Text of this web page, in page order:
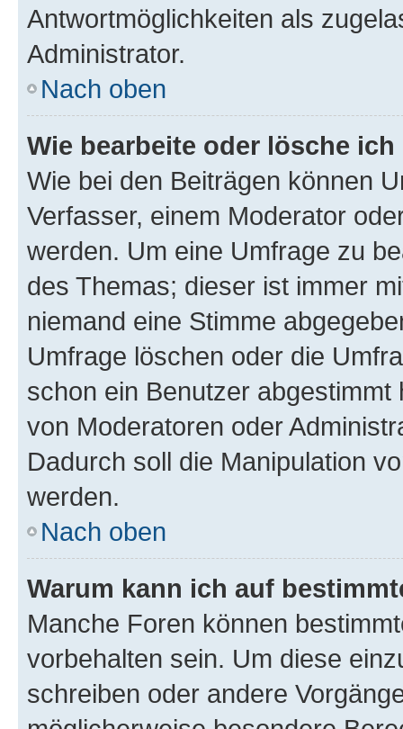
Antwortmöglichkeiten als
Administrator.
Nach oben
Wie bearbeite oder lösche
Wie bei den Beiträgen können
Verfasser, einem Moderator
werden. Um eine Umfrage zu
des Themas; dieser ist immer
niemand eine Stimme
Umfrage löschen oder die
schon ein Benutzer
von Moderatoren oder
Dadurch soll die Manipulation
werden.
Nach oben
Warum kann ich auf
Manche Foren können
vorbehalten sein. Um diese
schreiben oder andere